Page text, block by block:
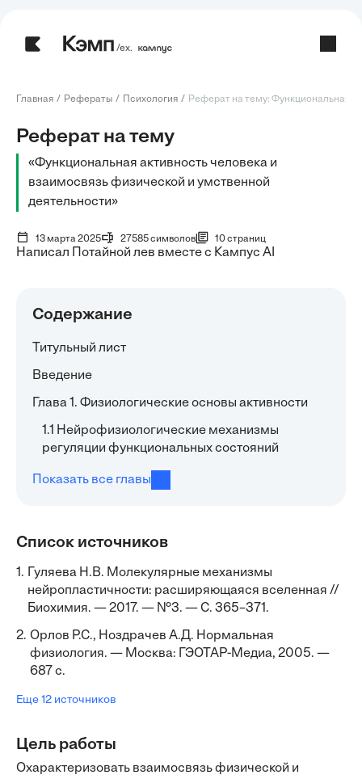
/ех.
Главная Рефераты Психология Реферат на тему: Функциональная
Реферат на тему
«Функциональная активность человека и
взаимосвязь физической и умственной
деятельности»
13 марта 2025 27585 символов 10 страниц
Написал Потайной лев вместе с Кампус AI
Содержание
Титульный лист
Введение
Глава 1. Физиологические основы активности
1.1 Нейрофизиологические механизмы
регуляции функциональных состояний
Показать все главы
Список источников
1.
Гуляева Н.В. Молекулярные механизмы
нейропластичности: расширяющаяся вселенная //
Биохимия. — 2017. — №3. — С. 365–371.
2. Орлов Р.С., Ноздрачев А.Д. Нормальная
физиология. — Москва: ГЭОТАР-Медиа, 2005. —
687 с.
Еще 12 источников
Цель работы
Охарактеризовать взаимосвязь физической и